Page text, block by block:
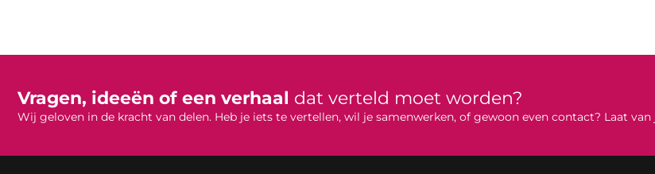
Vragen, ideeën of een verhaal dat verteld moet worden?
Wij geloven in de kracht van delen. Heb je iets te vertellen, wil je samenwerken, of gewoon even contact? Laat van